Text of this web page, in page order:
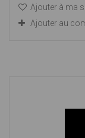
Ajouter à ma
Ajouter au